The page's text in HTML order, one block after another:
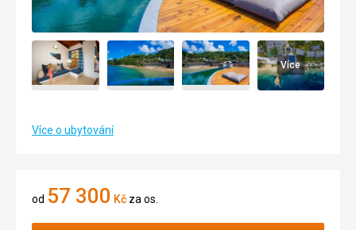
Více
Více o ubytování
od 57 300 Kč za os.